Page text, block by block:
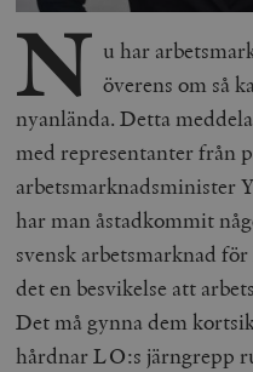
N u har
överens om så
nyanlända. Detta
med representanter från
arbetsmarknadsminister
har man åstadkommit
svensk arbetsmarknad
det en besvikelse att
Det må gynna dem
hårdnar LO:s järngrepp